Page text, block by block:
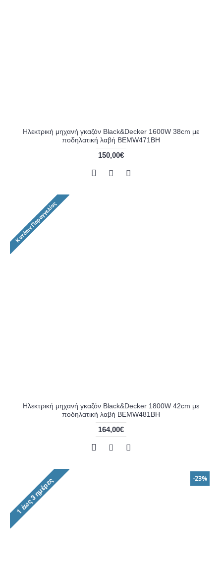
Ηλεκτρική μηχανή γκαζόν Black&Decker 1600W 38cm με
ποδηλατική λαβή BEMW471BH
150,00€
Ηλεκτρική μηχανή γκαζόν Black&Decker 1800W 42cm με
ποδηλατική λαβή BEMW481BH
164,00€
-23%